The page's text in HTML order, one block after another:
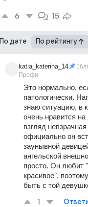
6 15
По дате По рейтингу
katia_katerina_14
Профи
Это нормально,
патологически.
знаю ситуацию, в
очень нравится
взгляд
официально он
заунывной
ангельской
просто. Он любит
красивое",
быть с той
1